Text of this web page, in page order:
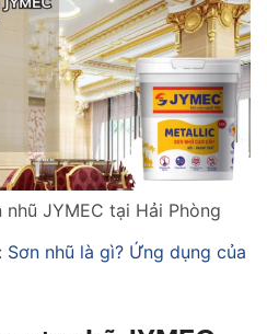
JYMEC tại Hải Phòng
Sơn nhũ là gì? Ứng dụng của